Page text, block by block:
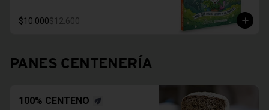
$10.000$12.600
PANES CENTENERÍA
100% CENTENO